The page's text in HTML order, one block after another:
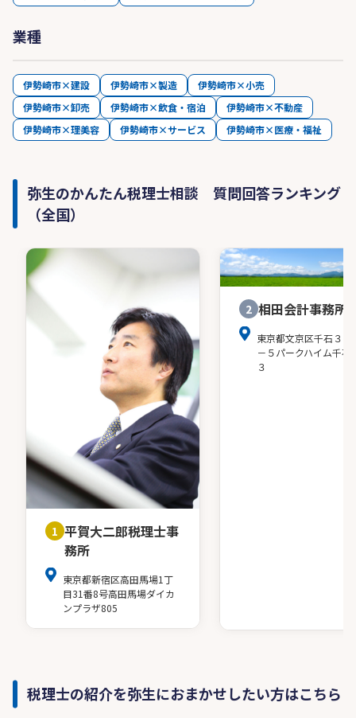
業種
伊勢崎市×建設 伊勢崎市×製造
伊勢崎市×小売
伊勢崎市×卸売
伊勢崎市×飲食・宿泊
伊勢崎市×不動産
伊勢崎市×理美容
伊勢崎市×サービス 伊勢崎市×医療・福祉
弥生のかんたん税理士相談 質問回答ランキング
（全国）
1 平賀大二郎税理士事
務所
東京都新宿区高田馬場1丁
目31番8号高田馬場ダイカ
ンプラザ805
2 相田会計事務所
東京都文京区千石３－
－５パークハイム千石
３
税理士の紹介を弥生におまかせしたい方はこちら